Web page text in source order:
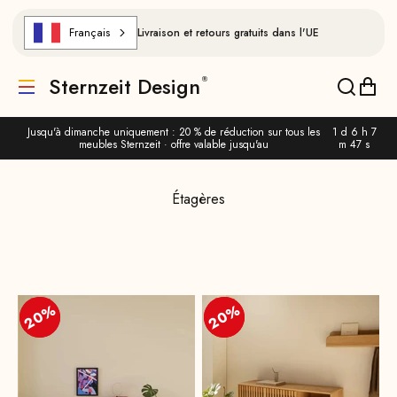
Jusqu'à dimanche uniquement : 20 % de réduction sur tous les
meubles Sternzeit · offre valable jusqu'au
1 d 6 h 7
m 47 s
Français Livraison et retours gratuits dans l'UE
Traduction manquante : de.header.general.menu
Sternzeit Design
Étagères
20%
20% 20%
20%